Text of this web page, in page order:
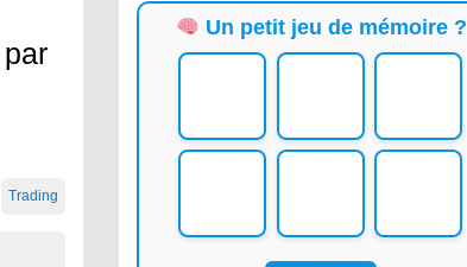
Trading
Un petit jeu de mémoire ?